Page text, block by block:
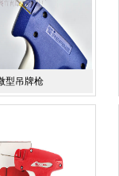
型吊牌枪